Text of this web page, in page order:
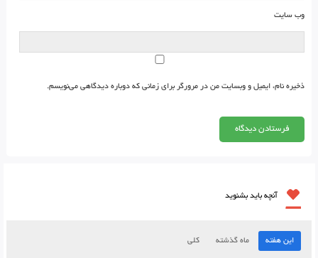
وب‌ سایت
ذخیره نام، ایمیل و وبسایت من در مرورگر برای زمانی که دوباره دیدگاهی می‌نویسم.
آنچه باید بشنوید
این هفته ماه گذشته کلی